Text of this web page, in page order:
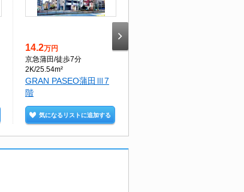
14.2万円
京急蒲田/徒歩7分
2K/25.54m²
GRAN PASEO蒲田Ⅲ7
階
気になるリストに追加する